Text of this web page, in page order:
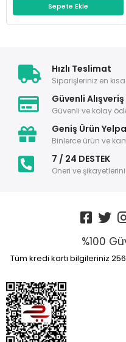
Sepete Ekle
Hızlı Teslimat
Siparişleriniz en
Güvenli Alışveriş
Güvenli ve kolay
Geniş Ürün
Binlerce ürün ve
7 / 24 DESTEK
Öneri ve
%100
Tüm kredi kartı bilgileriniz